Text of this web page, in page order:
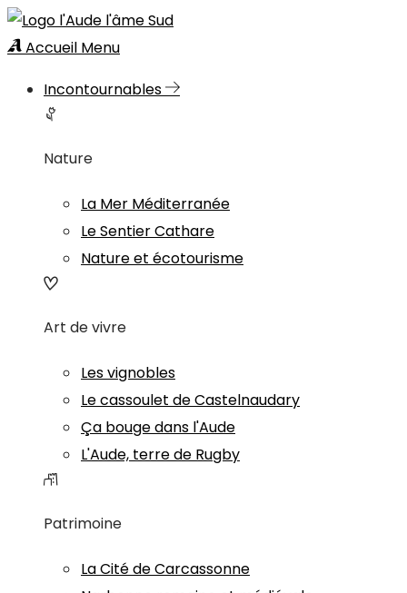
Accueil Menu
Incontournables
Nature
La Mer Méditerranée
Le Sentier Cathare
Nature et écotourisme
Art de vivre
Les vignobles
Le cassoulet de Castelnaudary
Ça bouge dans l'Aude
L'Aude, terre de Rugby
Patrimoine
La Cité de Carcassonne